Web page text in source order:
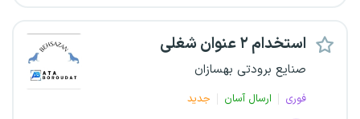
استخدام ۲ عنوان شغلی
صنایع برودتی بهسازان
فوری ارسال آسان
جدید